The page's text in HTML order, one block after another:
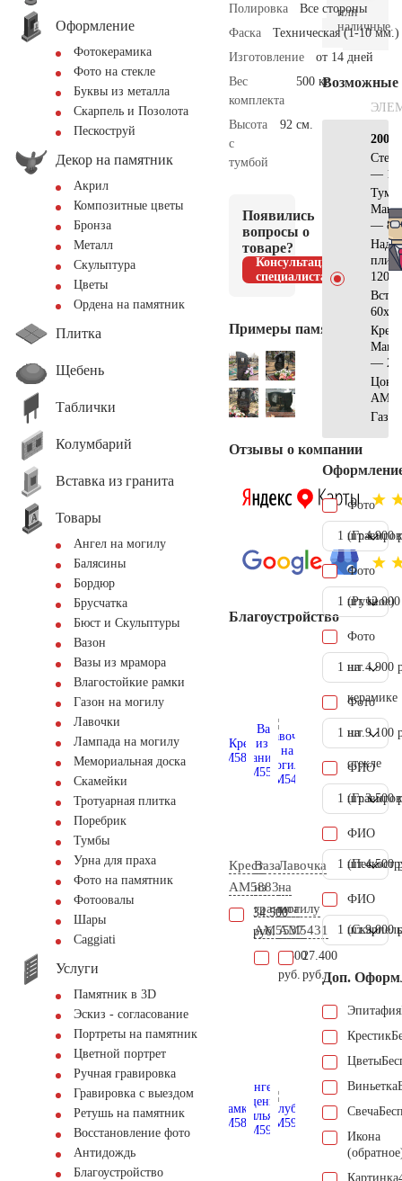
Оформление
Фотокерамика
Фото на стекле
Буквы из металла
Скарпель и Позолота
Пескоструй
Декор на памятник
Акрил
Композитные цветы
Бронза
Металл
Скульптура
Цветы
Ордена на памятник
Плитка
Щебень
Таблички
Колумбарий
Вставка из гранита
Товары
Ангел на могилу
Балясины
Бордюр
Брусчатка
Бюст и Скульптуры
Вазон
Вазы из мрамора
Влагостойкие рамки
Газон на могилу
Лавочки
Лампада на могилу
Мемориальная доска
Скамейки
Тротуарная плитка
Поребрик
Тумбы
Урна для праха
Фото на памятник
Фотоовалы
Шары
Сaggiati
Услуги
Памятник в 3D
Эскиз - согласование
Портреты на памятник
Цветной портрет
Ручная гравировка
Гравировка с выездом
Ретушь на памятник
Восстановление фото
Антидождь
Благоустройство
Полировка
Все стороны
Фаска
Техническая (1-10 мм.)
Изготовление
от 14 дней
Вес
комплекта
500 кг.
Высота
с
тумбой
92 см.
Появились
вопросы о
товаре?
Консультация
специалиста
Примеры памятников
Отзывы о компании
Благоустройство
Крест
AM5883
34.500
руб.
Ваза
из
гранита
AM5537
6.300
руб.
Лавочка
на
могилу
AM5431
27.400
руб.
или
наличные.
Возможные
—
—
Крест
—
Газон
Фото
1 шт.4.900
Фото
(Ручное)
1 шт.
Фото
на
керамике
1 шт. 4.900
Фото
на
стекле
1 шт. 9.100
ФИО
1 шт.3.500
ФИО
1 шт.4.500
ФИО
1 шт.9.000
Доп.
Эпитафия
Крестик
Цветы
Виньетка
Свеча
Икона
Картинка